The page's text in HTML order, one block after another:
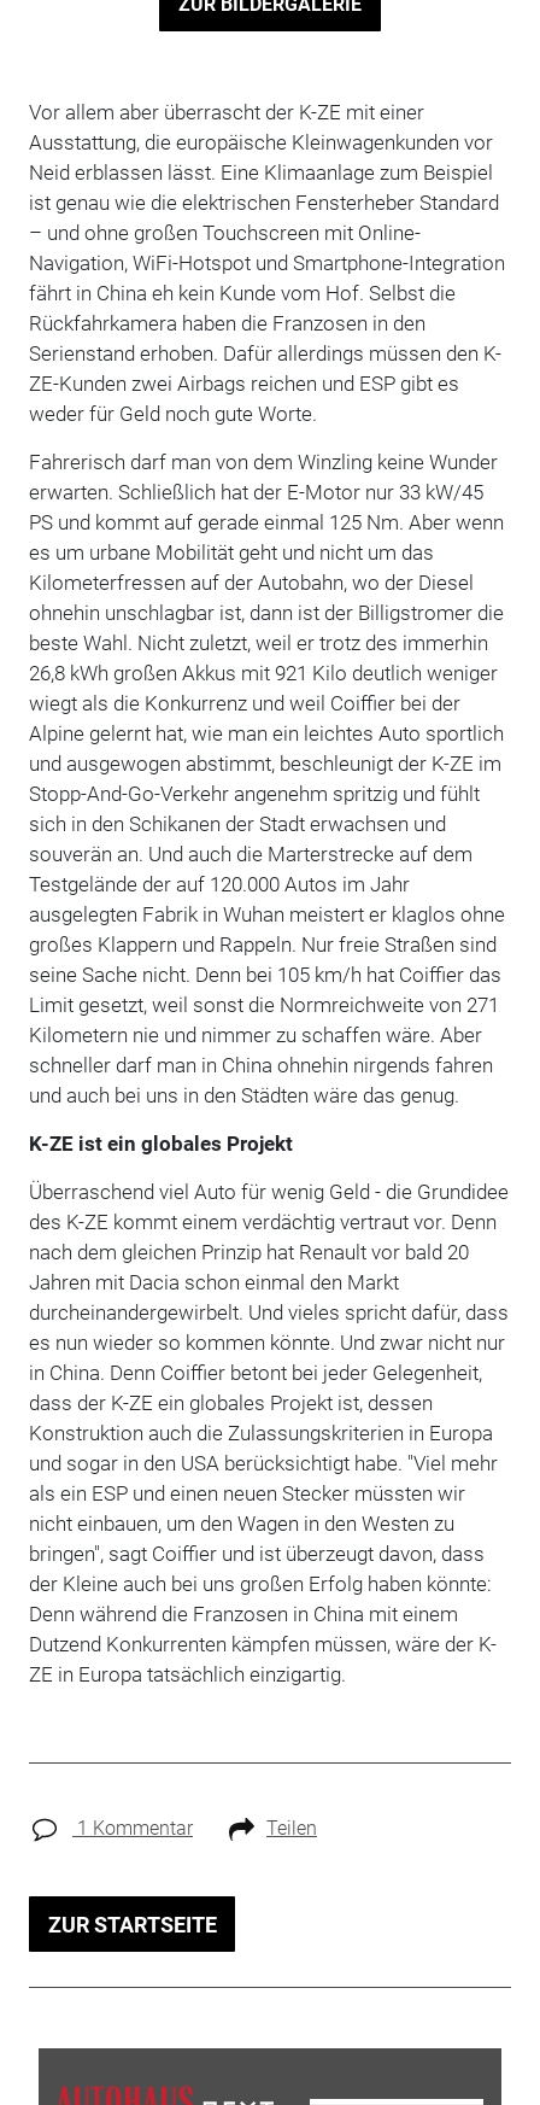
Vor allem aber überrascht der K-ZE mit einer
Ausstattung, die europäische Kleinwagenkunden vor
Neid erblassen lässt. Eine Klimaanlage zum Beispiel
ist genau wie die elektrischen Fensterheber Standard
– und ohne großen Touchscreen mit Online-
Navigation, WiFi-Hotspot und Smartphone-Integration
fährt in China eh kein Kunde vom Hof. Selbst die
Rückfahrkamera haben die Franzosen in den
Serienstand erhoben. Dafür allerdings müssen den K-
ZE-Kunden zwei Airbags reichen und ESP gibt es
weder für Geld noch gute Worte.
Fahrerisch darf man von dem Winzling keine Wunder
erwarten. Schließlich hat der E-Motor nur 33 kW/45
PS und kommt auf gerade einmal 125 Nm. Aber wenn
es um urbane Mobilität geht und nicht um das
Kilometerfressen auf der Autobahn, wo der Diesel
ohnehin unschlagbar ist, dann ist der Billigstromer die
beste Wahl. Nicht zuletzt, weil er trotz des immerhin
26,8 kWh großen Akkus mit 921 Kilo deutlich weniger
wiegt als die Konkurrenz und weil Coiffier bei der
Alpine gelernt hat, wie man ein leichtes Auto sportlich
und ausgewogen abstimmt, beschleunigt der K-ZE im
Stopp-And-Go-Verkehr angenehm spritzig und fühlt
sich in den Schikanen der Stadt erwachsen und
souverän an. Und auch die Marterstrecke auf dem
Testgelände der auf 120.000 Autos im Jahr
ausgelegten Fabrik in Wuhan meistert er klaglos ohne
großes Klappern und Rappeln. Nur freie Straßen sind
seine Sache nicht. Denn bei 105 km/h hat Coiffier das
Limit gesetzt, weil sonst die Normreichweite von 271
Kilometern nie und nimmer zu schaffen wäre. Aber
schneller darf man in China ohnehin nirgends fahren
und auch bei uns in den Städten wäre das genug.
K-ZE ist ein globales Projekt
Überraschend viel Auto für wenig Geld - die Grundidee
des K-ZE kommt einem verdächtig vertraut vor. Denn
nach dem gleichen Prinzip hat Renault vor bald 20
Jahren mit Dacia schon einmal den Markt
durcheinandergewirbelt. Und vieles spricht dafür, dass
es nun wieder so kommen könnte. Und zwar nicht nur
in China. Denn Coiffier betont bei jeder Gelegenheit,
dass der K-ZE ein globales Projekt ist, dessen
Konstruktion auch die Zulassungskriterien in Europa
und sogar in den USA berücksichtigt habe. "Viel mehr
als ein ESP und einen neuen Stecker müssten wir
nicht einbauen, um den Wagen in den Westen zu
bringen", sagt Coiffier und ist überzeugt davon, dass
der Kleine auch bei uns großen Erfolg haben könnte:
Denn während die Franzosen in China mit einem
Dutzend Konkurrenten kämpfen müssen, wäre der K-
ZE in Europa tatsächlich einzigartig.
1 Kommentar Teilen
ZUR STARTSEITE